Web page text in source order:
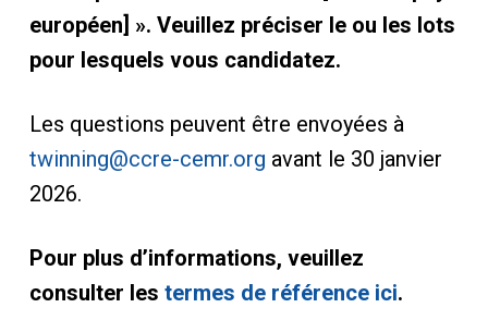
européen] ». Veuillez préciser le ou les lots
pour lesquels vous candidatez.
Les questions peuvent être envoyées à
twinning@ccre-cemr.org avant le 30 janvier
2026.
Pour plus d’informations, veuillez
consulter les termes de référence ici.